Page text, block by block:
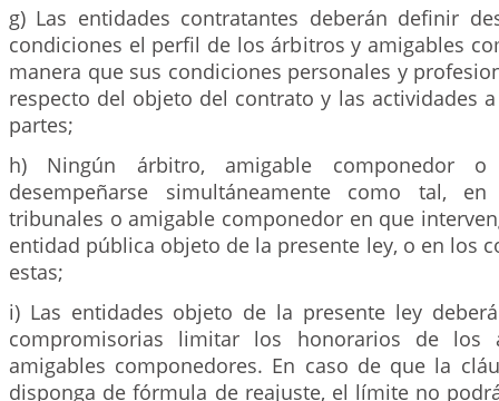
g) Las entidades contratantes deberán definir
condiciones el perfil de los árbitros y amigables
manera que sus condiciones personales y
respecto del objeto del contrato y las actividades
partes;
h) Ningún árbitro, amigable componedor o
desempeñarse simultáneamente como tal,
tribunales o amigable componedor en que
entidad pública objeto de la presente ley, o en los
estas;
i) Las entidades objeto de la presente ley
compromisorias limitar los honorarios de
amigables componedores. En caso de que la
disponga de fórmula de reajuste, el límite no